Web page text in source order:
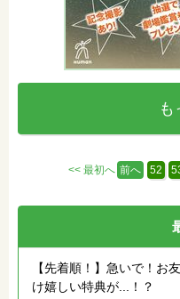
も
<< 最初へ 前へ 52
【先着順！】急いで！お
け嬉しい特典が...！？